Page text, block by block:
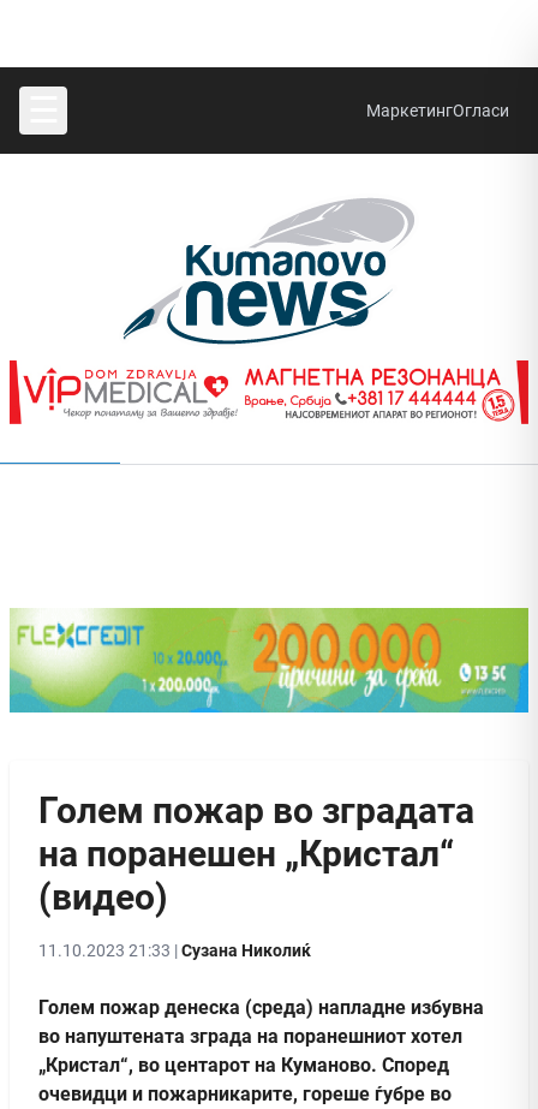
МаркетингОгласи
Голем пожар во зградата
на поранешен „Кристал“
(видео)
11.10.2023 21:33 |Сузана Николиќ
Голем пожар денеска (среда) напладне избувна
во напуштената зграда на поранешниот хотел
„Кристал“, во центарот на Куманово. Според
очевидци и пожарникарите, гореше ѓубре во